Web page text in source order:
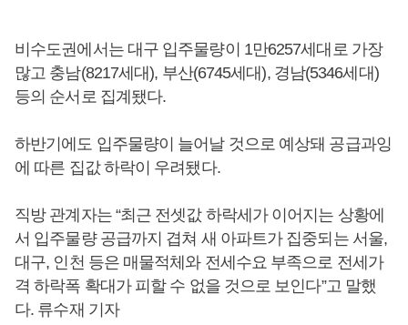
비수도권에서는 대구 입주물량이 1만6257세대로 가장
많고 충남(8217세대), 부산(6745세대), 경남(5346세대)
등의 순서로 집계됐다.
하반기에도 입주물량이 늘어날 것으로 예상돼 공급과잉
에 따른 집값 하락이 우려됐다.
직방 관계자는 “최근 전셋값 하락세가 이어지는 상황에
서 입주물량 공급까지 겹쳐 새 아파트가 집중되는 서울,
대구, 인천 등은 매물적체와 전세수요 부족으로 전세가
격 하락폭 확대가 피할 수 없을 것으로 보인다”고 말했
다. 류수재 기자